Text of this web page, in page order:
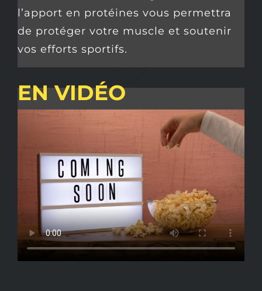
l’apport en protéines vous permettra
de protéger votre muscle et soutenir
vos efforts sportifs.
EN VIDÉO